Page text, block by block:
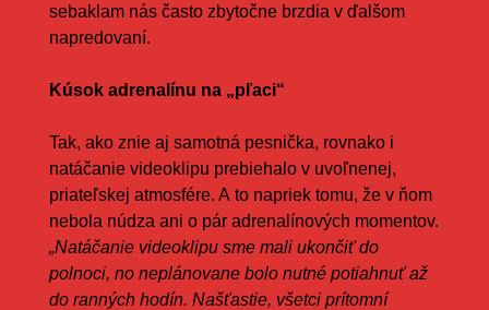
sebaklam nás často zbytočne brzdia v ďalšom
napredovaní.
Kúsok adrenalínu na „pľaci“
Tak, ako znie aj samotná pesnička, rovnako i
natáčanie videoklipu prebiehalo v uvoľnenej,
priateľskej atmosfére. A to napriek tomu, že v ňom
nebola núdza ani o pár adrenalínových momentov.
„Natáčanie videoklipu sme mali ukončiť do
polnoci, no neplánovane bolo nutné potiahnuť až
do ranných hodín. Našťastie, všetci prítomní